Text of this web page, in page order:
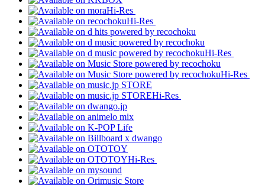
Hi-Res
Hi-Res
Hi-Res
Hi-Res
Hi-Res
Hi-Res